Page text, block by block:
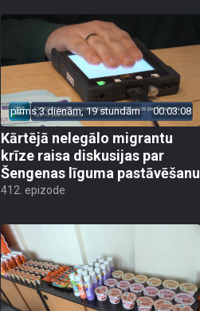
pirms 3 dienām, 19 stundām 00:03:08
Kārtējā nelegālo migrantu
krīze raisa diskusijas par
Šengenas līguma pastāvēšanu
412. epizode